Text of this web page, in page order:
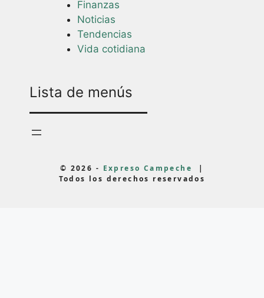
Finanzas
Noticias
Tendencias
Vida cotidiana
Lista de menús
© 2026 - Expreso Campeche
|
Todos los derechos reservados